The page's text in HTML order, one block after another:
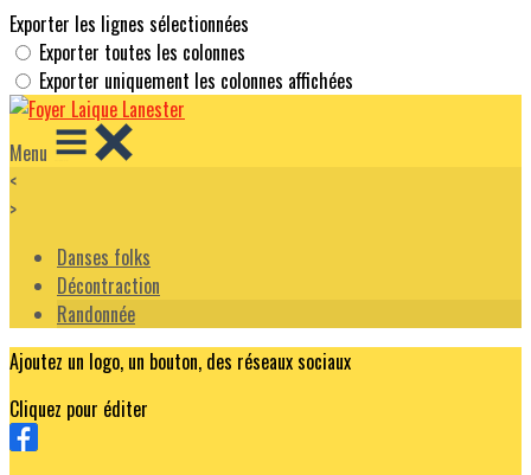
Exporter les lignes sélectionnées
Exporter toutes les colonnes
Exporter uniquement les colonnes affichées
Menu
<
>
Danses folks
Décontraction
Randonnée
Ajoutez un logo, un bouton, des réseaux sociaux
Cliquez pour éditer